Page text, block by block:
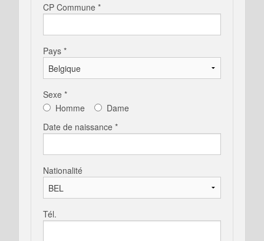
CP Commune *
Pays *
Sexe *
Homme
Dame
Date de naissance *
Nationalité
Tél.